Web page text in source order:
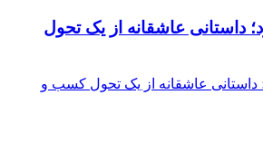
داستانی عاشقانه از یک تحول